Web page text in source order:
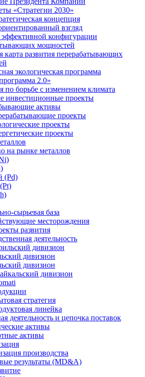
«Стратегии 2030»
концепция
взгляд
эффективной конфигурации
мощностей
карта развития перерабатывающих
экологическая программа
2.0»
по борьбе с изменением климата
инвестиционные проекты
активы
проекты
проекты
проекты
на рынке металлов
(Pd)
сырьевая база
месторождения
развития
деятельность
дивизион
дивизион
дивизион
дивизион
стратегия
линейка
деятельность и цепочка поставок
активы
активы
производства
результаты (MD&A)